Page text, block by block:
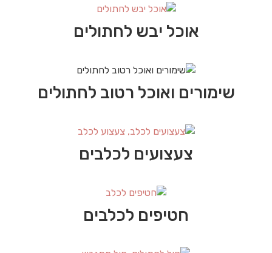
אוכל יבש לחתולים
שימורים ואוכל רטוב לחתולים
צעצועים לכלבים
חטיפים לכלבים